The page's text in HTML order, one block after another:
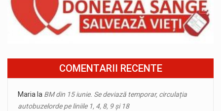
COMENTARII RECENTE
Maria la BM din 15 iunie. Se deviază temporar, circulația
autobuzelorde pe liniile 1, 4, 8, 9 și 18